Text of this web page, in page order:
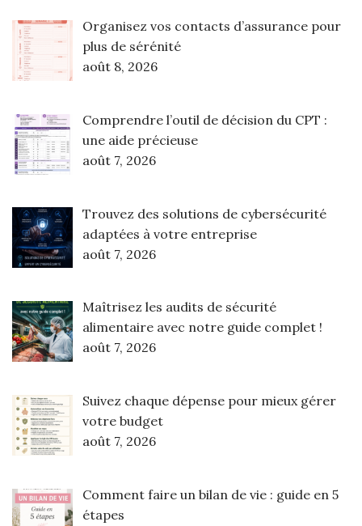
Organisez vos contacts d’assurance pour
plus de sérénité
août 8, 2026
Comprendre l’outil de décision du CPT :
une aide précieuse
août 7, 2026
Trouvez des solutions de cybersécurité
adaptées à votre entreprise
août 7, 2026
Maîtrisez les audits de sécurité
alimentaire avec notre guide complet !
août 7, 2026
Suivez chaque dépense pour mieux gérer
votre budget
août 7, 2026
Comment faire un bilan de vie : guide en 5
étapes